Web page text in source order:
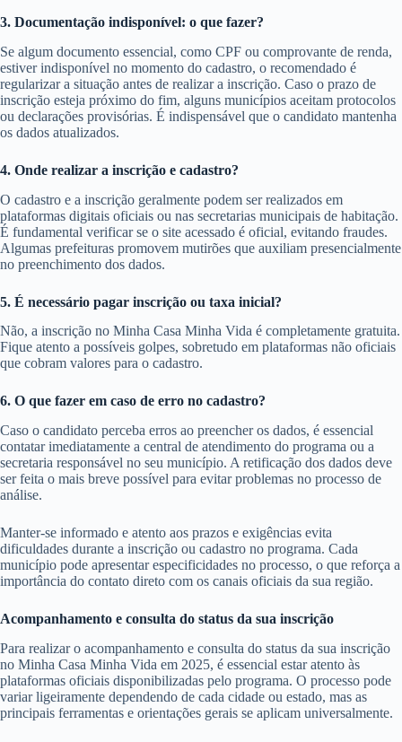
3. Documentação indisponível: o que fazer?
Se algum documento essencial, como CPF ou comprovante de renda,
estiver indisponível no momento do cadastro, o recomendado é
regularizar a situação antes de realizar a inscrição. Caso o prazo de
inscrição esteja próximo do fim, alguns municípios aceitam protocolos
ou declarações provisórias. É indispensável que o candidato mantenha
os dados atualizados.
4. Onde realizar a inscrição e cadastro?
O cadastro e a inscrição geralmente podem ser realizados em
plataformas digitais oficiais ou nas secretarias municipais de habitação.
É fundamental verificar se o site acessado é oficial, evitando fraudes.
Algumas prefeituras promovem mutirões que auxiliam presencialmente
no preenchimento dos dados.
5. É necessário pagar inscrição ou taxa inicial?
Não, a inscrição no Minha Casa Minha Vida é completamente gratuita.
Fique atento a possíveis golpes, sobretudo em plataformas não oficiais
que cobram valores para o cadastro.
6. O que fazer em caso de erro no cadastro?
Caso o candidato perceba erros ao preencher os dados, é essencial
contatar imediatamente a central de atendimento do programa ou a
secretaria responsável no seu município. A retificação dos dados deve
ser feita o mais breve possível para evitar problemas no processo de
análise.
Manter-se informado e atento aos prazos e exigências evita
dificuldades durante a inscrição ou cadastro no programa. Cada
município pode apresentar especificidades no processo, o que reforça a
importância do contato direto com os canais oficiais da sua região.
Acompanhamento e consulta do status da sua inscrição
Para realizar o acompanhamento e consulta do status da sua inscrição
no Minha Casa Minha Vida em 2025, é essencial estar atento às
plataformas oficiais disponibilizadas pelo programa. O processo pode
variar ligeiramente dependendo de cada cidade ou estado, mas as
principais ferramentas e orientações gerais se aplicam universalmente.